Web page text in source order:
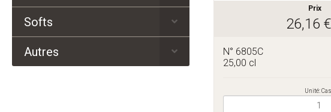
Prix
26,16 €
N° 6805C
25,00 cl
Unité:
Softs
Autres